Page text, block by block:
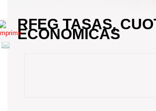
RFEG TASAS,
ECONOMICAS